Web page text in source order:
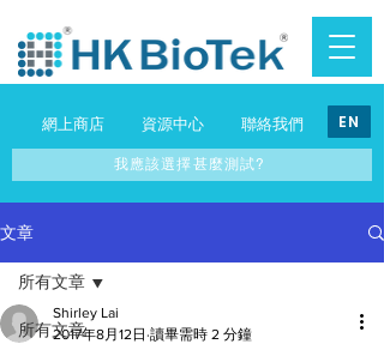
網上商店 資源中心 聯絡我們 EN
我應該選擇甚麼測試?
文章
所有文章
所有文章
Shirley Lai
2017年8月12日 讀畢需時 2 分鐘